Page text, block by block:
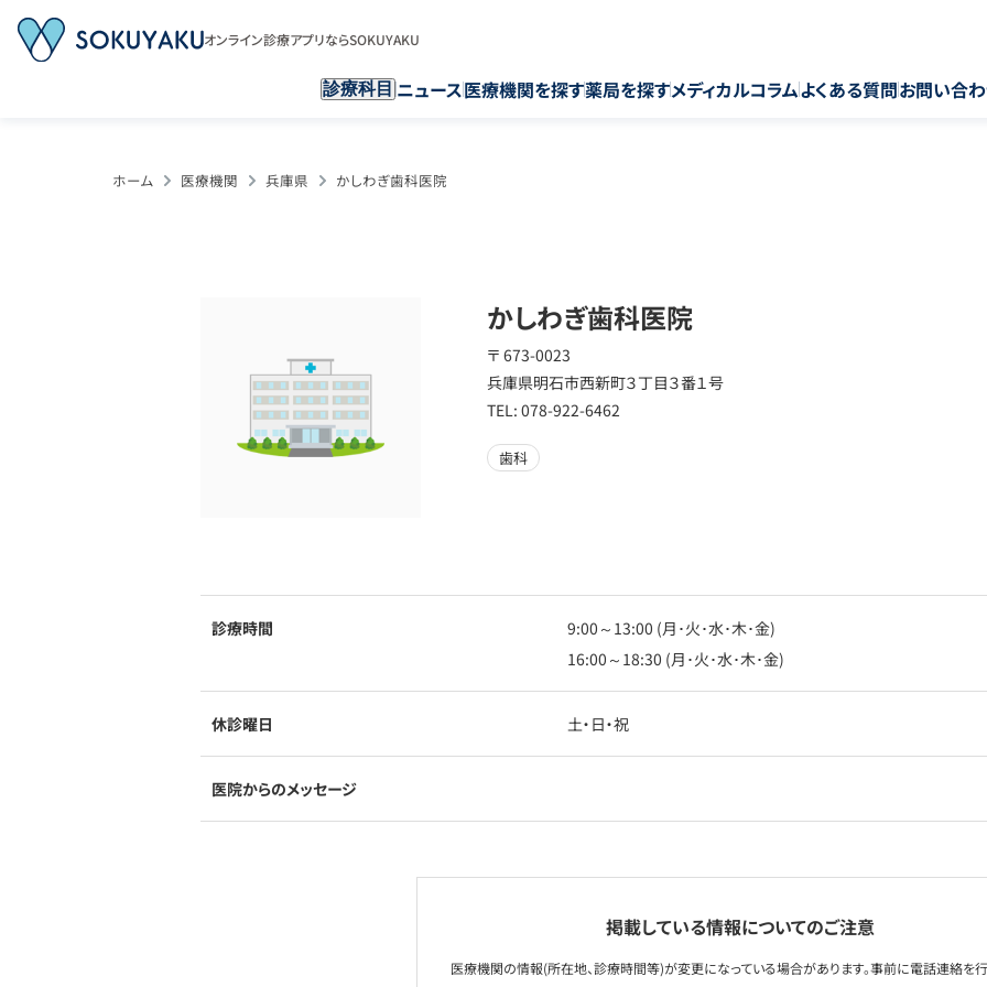
オンライン診療アプリならSOKUYAKU
診療科目 ニュース医療機関を探す薬局を探すメディカルコラムよくある質問お問い合
ホーム 医療機関 兵庫県 かしわぎ歯科医院
かしわぎ歯科医院
〒 673-0023
兵庫県明石市西新町３丁目３番１号
TEL: 078-922-6462
歯科
診療時間
9:00～13:00 (月･火･水･木･金)
16:00～18:30 (月･火･水･木･金)
休診曜日 土・日・祝
医院からのメッセージ
掲載している情報についてのご注意
医療機関の情報(所在地、診療時間等)が変更になっている場合があります。事前に電話連絡を